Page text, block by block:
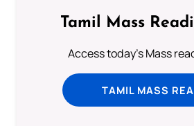
Tamil Mass
Access today's Mass
TAMIL MASS